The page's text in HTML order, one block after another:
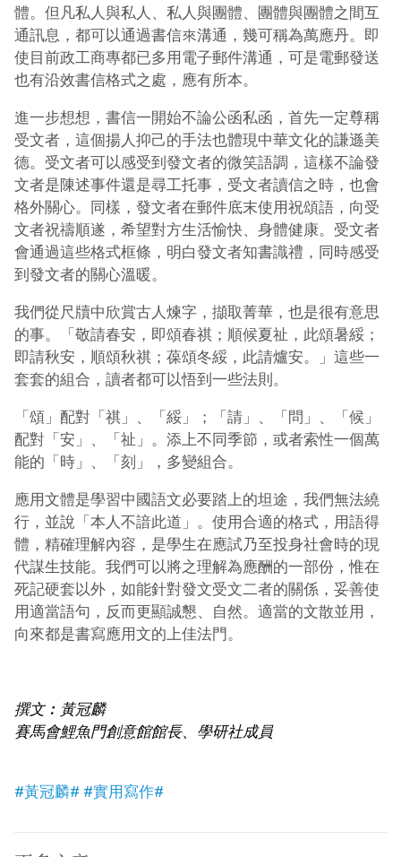
體。但凡私人與私人、私人與團體、團體與團體之間互
通訊息，都可以通過書信來溝通，幾可稱為萬應丹。即
使目前政工商專都已多用電子郵件溝通，可是電郵發送
也有沿效書信格式之處，應有所本。
進一步想想，書信一開始不論公函私函，首先一定尊稱
受文者，這個揚人抑己的手法也體現中華文化的謙遜美
德。受文者可以感受到發文者的微笑語調，這樣不論發
文者是陳述事件還是尋工托事，受文者讀信之時，也會
格外關心。同樣，發文者在郵件底末使用祝頌語，向受
文者祝禱順遂，希望對方生活愉快、身體健康。受文者
會通過這些格式框條，明白發文者知書識禮，同時感受
到發文者的關心溫暖。
我們從尺牘中欣賞古人煉字，擷取菁華，也是很有意思
的事。「敬請春安，即頌春祺；順候夏祉，此頌暑綏；
即請秋安，順頌秋祺；葆頌冬綏，此請爐安。」這些一
套套的組合，讀者都可以悟到一些法則。
「頌」配對「祺」、「綏」；「請」、「問」、「候」
配對「安」、「祉」。添上不同季節，或者索性一個萬
能的「時」、「刻」，多變組合。
應用文體是學習中國語文必要踏上的坦途，我們無法繞
行，並說「本人不諳此道」。使用合適的格式，用語得
體，精確理解內容，是學生在應試乃至投身社會時的現
代謀生技能。我們可以將之理解為應酬的一部份，惟在
死記硬套以外，如能針對發文受文二者的關係，妥善使
用適當語句，反而更顯誠懇、自然。適當的文散並用，
向來都是書寫應用文的上佳法門。
撰文︰黃冠麟
賽馬會鯉魚門創意館館長、學研社成員
#黃冠麟# #實用寫作#